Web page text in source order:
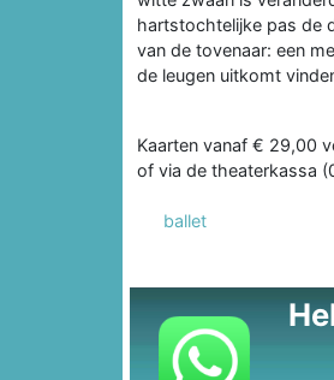
hartstochtelijke pas de
van de tovenaar: een
de leugen uitkomt
Kaarten vanaf € 29,00
of via de theaterkassa
ballet